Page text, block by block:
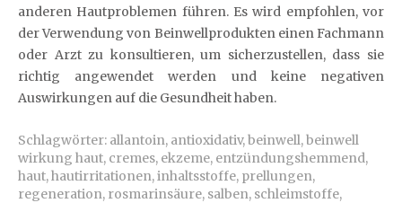
anderen Hautproblemen führen. Es wird empfohlen, vor
der Verwendung von Beinwellprodukten einen Fachmann
oder Arzt zu konsultieren, um sicherzustellen, dass sie
richtig angewendet werden und keine negativen
Auswirkungen auf die Gesundheit haben.
Schlagwörter: allantoin, antioxidativ,beinwell,beinwell
wirkung haut, cremes, ekzeme, entzündungshemmend,
haut,hautirritationen,inhaltsstoffe, prellungen,
regeneration, rosmarinsäure, salben, schleimstoffe,